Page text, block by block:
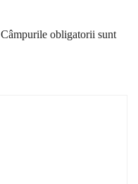
Câmpurile obligatorii sunt